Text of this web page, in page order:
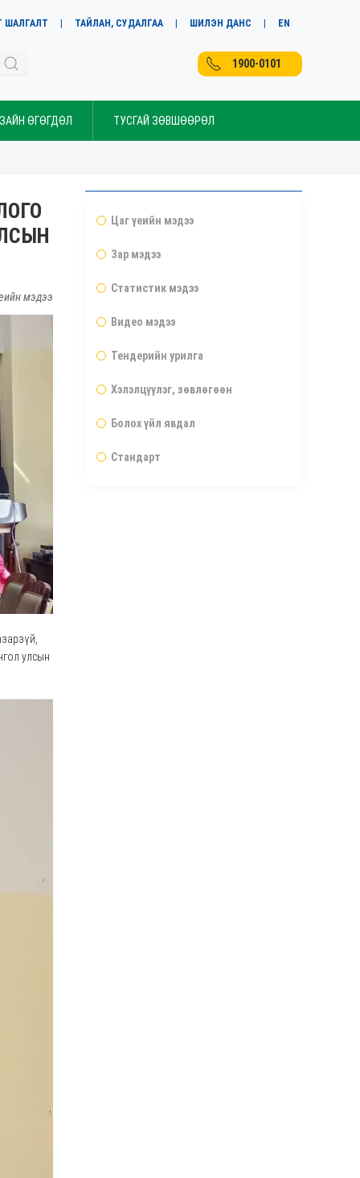
ШАЛГАЛТ ТАЙЛАН, СУДАЛГАА ШИЛЭН ДАНС EN
1900-0101
ӨГӨГДӨЛ ТУСГАЙ ЗӨВШӨӨРӨЛ
мэдээ
улсын
Цаг үеийн мэдээ
Зар мэдээ
Статистик мэдээ
Видео мэдээ
Тендерийн урилга
Хэлэлцүүлэг, зөвлөгөөн
Болох үйл явдал
Стандарт